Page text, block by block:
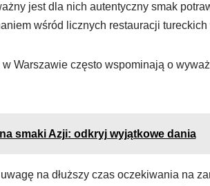
jest dla nich autentyczny smak
wśród licznych restauracji tureckich
Warszawie często wspominają o
smaki Azji: odkryj wyjątkowe dania
na dłuższy czas oczekiwania na